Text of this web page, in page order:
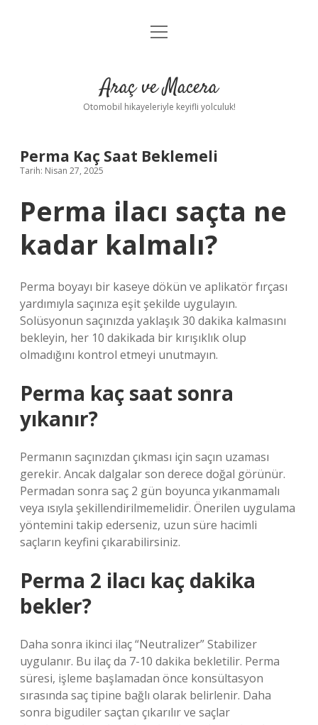
Anasayfa
Yasal Uyarı
menüyü
Araç ve Macera
Otomobil hikayeleriyle keyifli yolculuk!
Perma Kaç Saat Beklemeli
Tarih: Nisan 27, 2025
Perma ilacı saçta ne
kadar kalmalı?
Perma boyayı bir kaseye dökün ve aplikatör fırçası
yardımıyla saçınıza eşit şekilde uygulayın.
Solüsyonun saçınızda yaklaşık 30 dakika kalmasını
bekleyin, her 10 dakikada bir kırışıklık olup
olmadığını kontrol etmeyi unutmayın.
Perma kaç saat sonra
yıkanır?
Permanın saçınızdan çıkması için saçın uzaması
gerekir. Ancak dalgalar son derece doğal görünür.
Permadan sonra saç 2 gün boyunca yıkanmamalı
veya ısıyla şekillendirilmemelidir. Önerilen uygulama
yöntemini takip ederseniz, uzun süre hacimli
saçların keyfini çıkarabilirsiniz.
Perma 2 ilacı kaç dakika
bekler?
Daha sonra ikinci ilaç “Neutralizer” Stabilizer
uygulanır. Bu ilaç da 7-10 dakika bekletilir. Perma
süresi, işleme başlamadan önce konsültasyon
sırasında saç tipine bağlı olarak belirlenir. Daha
sonra bigudiler saçtan çıkarılır ve saçlar